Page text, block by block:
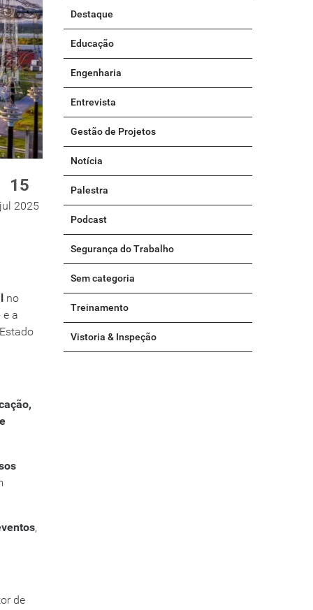
15
jul 2025
no
a
,
de
Destaque
Educação
Engenharia
Entrevista
Gestão de Projetos
Notícia
Palestra
Podcast
Segurança do Trabalho
Sem categoria
Treinamento
Vistoria & Inspeção